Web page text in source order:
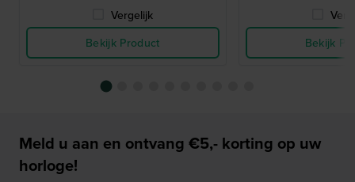
Vergelijk
Bekijk Product
Bekijk
Meld u aan en ontvang €5,- korting op uw
horloge!